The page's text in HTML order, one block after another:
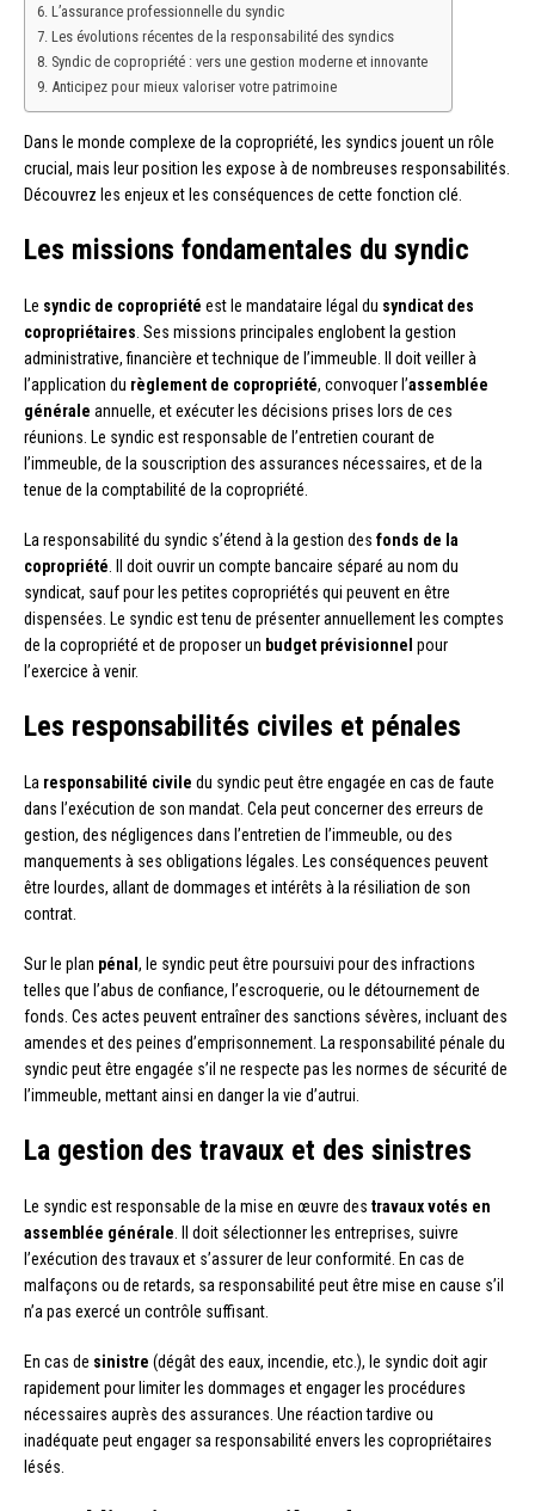
L’assurance professionnelle du syndic
Les évolutions récentes de la responsabilité des syndics
Syndic de copropriété : vers une gestion moderne et innovante
Anticipez pour mieux valoriser votre patrimoine
Dans le monde complexe de la copropriété, les syndics jouent un rôle
crucial, mais leur position les expose à de nombreuses responsabilités.
Découvrez les enjeux et les conséquences de cette fonction clé.
Les missions fondamentales du syndic
Le syndic de copropriété est le mandataire légal du syndicat des
copropriétaires. Ses missions principales englobent la gestion
administrative, financière et technique de l’immeuble. Il doit veiller à
l’application du règlement de copropriété, convoquer l’assemblée
générale annuelle, et exécuter les décisions prises lors de ces
réunions. Le syndic est responsable de l’entretien courant de
l’immeuble, de la souscription des assurances nécessaires, et de la
tenue de la comptabilité de la copropriété.
La responsabilité du syndic s’étend à la gestion des fonds de la
copropriété. Il doit ouvrir un compte bancaire séparé au nom du
syndicat, sauf pour les petites copropriétés qui peuvent en être
dispensées. Le syndic est tenu de présenter annuellement les comptes
de la copropriété et de proposer un budget prévisionnel pour
l’exercice à venir.
Les responsabilités civiles et pénales
La responsabilité civile du syndic peut être engagée en cas de faute
dans l’exécution de son mandat. Cela peut concerner des erreurs de
gestion, des négligences dans l’entretien de l’immeuble, ou des
manquements à ses obligations légales. Les conséquences peuvent
être lourdes, allant de dommages et intérêts à la résiliation de son
contrat.
Sur le plan pénal , le syndic peut être poursuivi pour des infractions
telles que l’abus de confiance, l’escroquerie, ou le détournement de
fonds. Ces actes peuvent entraîner des sanctions sévères, incluant des
amendes et des peines d’emprisonnement. La responsabilité pénale du
syndic peut être engagée s’il ne respecte pas les normes de sécurité de
l’immeuble, mettant ainsi en danger la vie d’autrui.
La gestion des travaux et des sinistres
Le syndic est responsable de la mise en œuvre des travaux votés en
assemblée générale. Il doit sélectionner les entreprises, suivre
l’exécution des travaux et s’assurer de leur conformité. En cas de
malfaçons ou de retards, sa responsabilité peut être mise en cause s’il
n’a pas exercé un contrôle suffisant.
En cas de sinistre (dégât des eaux, incendie, etc.), le syndic doit agir
rapidement pour limiter les dommages et engager les procédures
nécessaires auprès des assurances. Une réaction tardive ou
inadéquate peut engager sa responsabilité envers les copropriétaires
lésés.